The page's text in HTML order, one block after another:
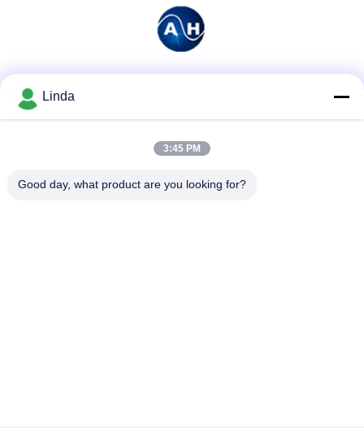
Linda
3:45 PM
Good day, what product are you looking for?